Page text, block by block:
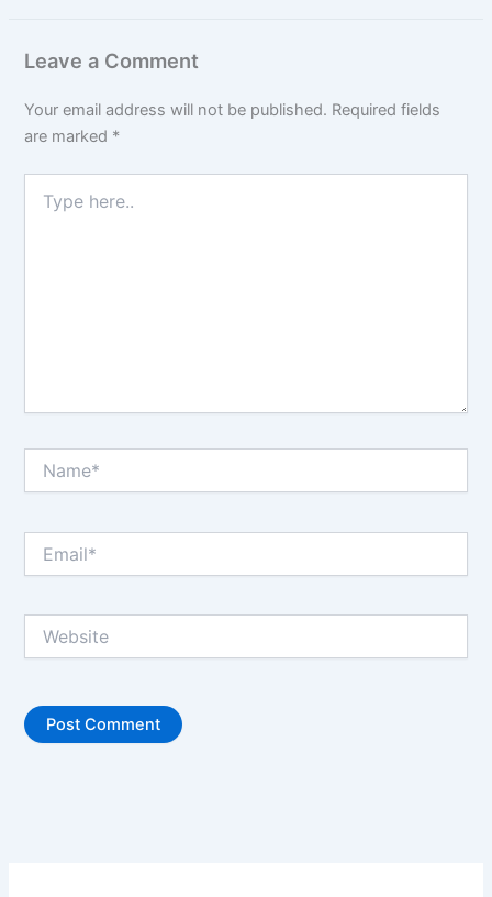
Leave a Comment
Your email address will not be published. Required fields
are marked *
here..